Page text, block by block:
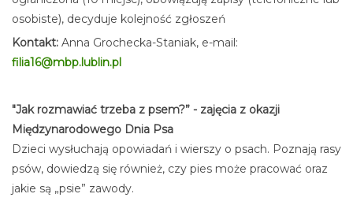
osobiste), decyduje kolejność zgłoszeń
Kontakt: Anna Grochecka-Staniak, e-mail:
filia16@mbp.lublin.pl
"Jak rozmawiać trzeba z psem?” - zajęcia z okazji
Międzynarodowego Dnia Psa
Dzieci wysłuchają opowiadań i wierszy o psach. Poznają rasy
psów, dowiedzą się również, czy pies może pracować oraz
jakie są „psie” zawody.